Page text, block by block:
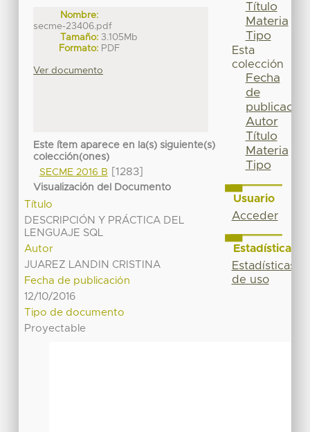
Nombre:
secme-23406.pdf
Tamaño: 3.105Mb
Formato: PDF
Ver documento
Este ítem aparece en la(s) siguiente(s)
colección(ones)
SECME 2016 B
[1283]
Visualización del Documento
Título
DESCRIPCIÓN Y PRÁCTICA DEL
LENGUAJE SQL
Autor
JUAREZ LANDIN CRISTINA
Fecha de publicación
12/10/2016
Tipo de documento
Proyectable
Título
Materia
Tipo
Esta
colección
Fecha
de
publicación
Autor
Título
Materia
Tipo
Usuario
Acceder
Estadísticas
Estadísticas
de uso